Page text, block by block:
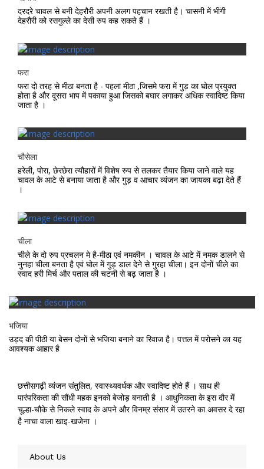
दरदरे चावल से बनी देहरौरी अपनी अलग पहचान रखती है। चासनी में भींगी
देहरौरी को रसगुल्ले का देसी रुप कह सकते हैं ।
फरा
फरा दो तरह से मीठा बनता है - पहला मीठा ,जिसमे फरा में गुड़ का घोल प्रयुक्त
होता है और दूसरा भाप में पकाया हुआ जिसको बघार लगाकर अधिक स्वादिष्ट किया
जाता है ।
चौसेला
हरेली, पोरा, छेरछेरा त्यौहारों में विशेष रुप से तलकर तैयार किया जाने वाले यह
चावल के आटे से बनाया जाता है और गुड़ व आचार व्यंजन का जायका बढ़ा देते हैं
।
चीला
चीले के दो रुप प्रचलन मे है-मीठा एवं नमकीन । चावल के आटे में नमक डालने से
नुनहा चीला बनता है एवं घोल में गुड़ डाल देने से गुरहा चीला। इन दोनों चीले का
स्वाद हरी मिर्च और पताल की चटनी से बढ़ जाता है ।
भजिया
उड़द की पीठी या बेसन दोनों से भजिया बनाने का रिवाज है। पत्तल में परोसने का यह
आवश्यक आहार है
छत्तीसगढ़ी व्यंजन संतुलित, स्वास्थ्यवर्धक और स्वादिष्ट होते हैं । साथ ही
पारंपरिकता की सौंधी महक इनको बेजोड़ बनाती है । आधुनिकता के इस दौर में
चूल्हा-चौके से निकले स्वाद के अपने और विनम्र संसार में उतरने का अवसर दे रहा
है नाचा वाला खाइ-खजेना ।
About Us